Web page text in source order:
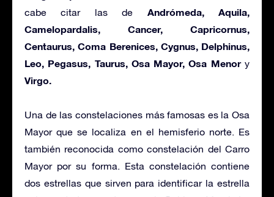
cabe citar las de Andrómeda, Aquila,
Camelopardalis, Cancer, Capricornus,
Centaurus, Coma Berenices, Cygnus, Delphinus,
Leo, Pegasus, Taurus, Osa Mayor, Osa Menory
Virgo.
Una de las constelaciones más famosas es la Osa
Mayor que se localiza en el hemisferio norte. Es
también reconocida como constelación del Carro
Mayor por su forma. Esta constelación contiene
dos estrellas que sirven para identificar la estrella